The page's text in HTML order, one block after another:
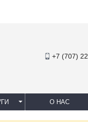
+7 (707)
О НАС